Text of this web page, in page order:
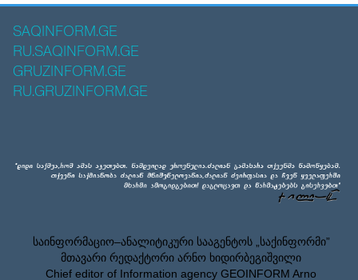
SAQINFORM.GE
RU.SAQINFORM.GE
GRUZINFORM.GE
RU.GRUZINFORM.GE
საინფორმაციო–ანალიტიკური სააგენტოს „საქინფორმი”
მთავარი რედაქტორი არნო ხიდირბეგიშვილი
Chief editor of Information agency GEOINFORM Arno